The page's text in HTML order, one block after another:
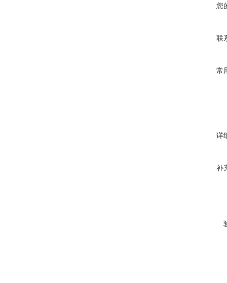
您
联
常
详
补